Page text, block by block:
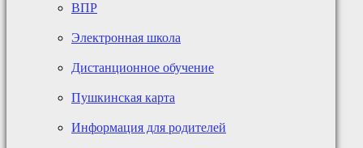
ВПР
Электронная школа
Дистанционное обучение
Пушкинская карта
Информация для родителей